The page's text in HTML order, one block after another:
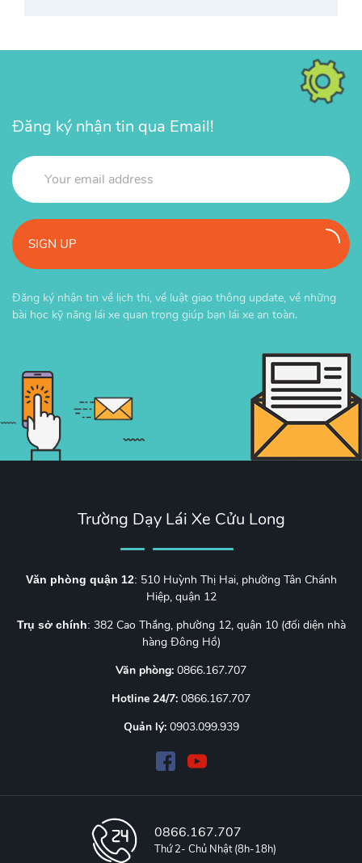
Đăng ký nhận tin qua Email!
SIGN UP
Đăng ký nhận tin về lịch thi, về luật giao thông update, về những
bài học kỹ năng lái xe quan trọng giúp bạn lái xe an toàn.
Trường Dạy Lái Xe Cửu Long
Văn phòng quận 12: 510 Huỳnh Thị Hai, phường Tân Chánh
Hiệp, quận 12
Trụ sở chính: 382 Cao Thắng, phường 12, quận 10 (đối diện nhà
hàng Đông Hồ)
Văn phòng: 0866.167.707
Hotline 24/7: 0866.167.707
Quản lý:0903.099.939
0866.167.707
Thứ 2- Chủ Nhật (8h-18h)